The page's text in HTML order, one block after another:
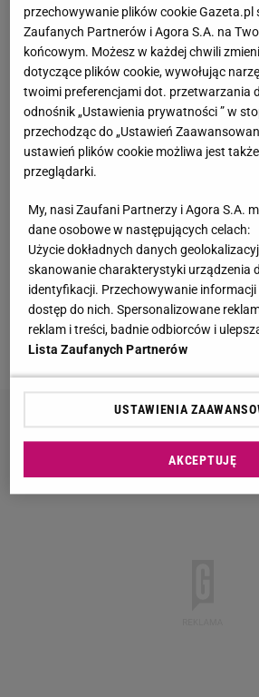
Fot. Eastnews
DIEGO MARADONA
przechowywanie plików cookie Gazeta.pl
Zaufanych Partnerów i Agora S.A. na
końcowym. Możesz w każdej chwili
dotyczące plików cookie, wywołując
twoimi preferencjami dot. przetwarzania
odnośnik „Ustawienia prywatności ” w
przechodząc do „Ustawień
ustawień plików cookie możliwa jest
przeglądarki.
My, nasi Zaufani Partnerzy i Agora S.A.
dane osobowe w następujących celach:
Użycie dokładnych danych
skanowanie charakterystyki urządzenia
identyfikacji. Przechowywanie
dostęp do nich. Spersonalizowane
reklam i treści, badnie odbiorców i
Lista Zaufanych Partnerów
USTAWIENIA
AKCEPTUJĘ